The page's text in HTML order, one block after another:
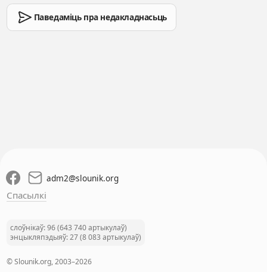
Паведаміць пра недакладнасьць
adm2@slounik.org
Спасылкі
слоўнікаў: 96 (643 740 артыкулаў)
энцыкляпэдыяў: 27 (8 083 артыкулаў)
© Slounik.org, 2003–2026